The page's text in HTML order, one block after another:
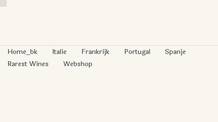
Home_bk Italie Frankrijk Portugal
Spanje
Rarest Wines
Webshop